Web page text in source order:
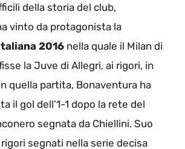
della storia del club,
vinto da protagonista la
2016 nella quale il Milan di
la Juve di Allegri, ai rigori, in
quella partita, Bonaventura ha
il gol dell’1-1 dopo la rete del
segnata da Chiellini. Suo
segnati nella serie decisa